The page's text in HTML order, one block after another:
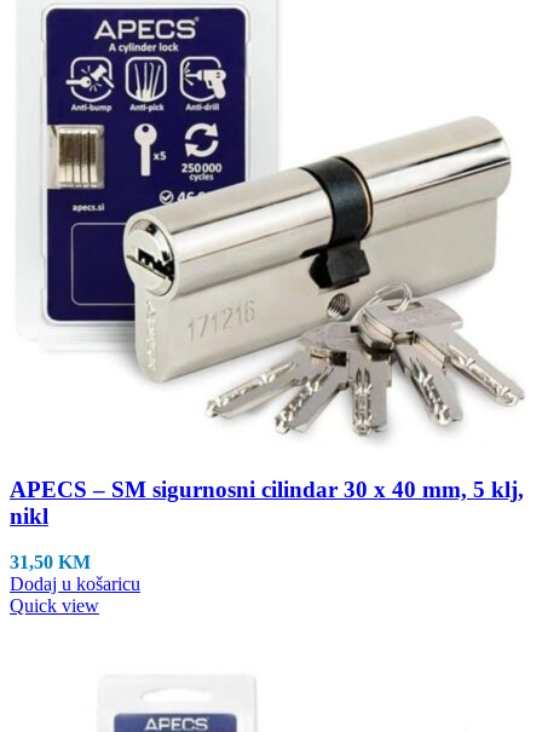
APECS – SM sigurnosni cilindar 30 x 40 mm, 5 klj,
nikl
31,50 KM
Dodaj u košaricu
Quick view